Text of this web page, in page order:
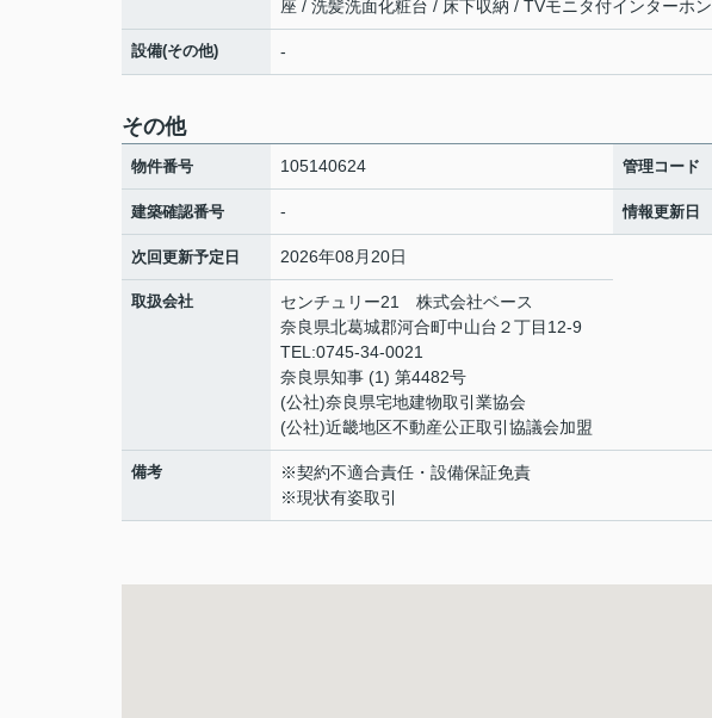
座 / 洗髪洗面化粧台 / 床下収納 / TVモニタ付インターホン
設備(その他) -
その他
物件番号 105140624 管理コード
建築確認番号 - 情報更新日
次回更新予定日 2026年08月20日
取扱会社
センチュリー21 株式会社ベース
奈良県北葛城郡河合町中山台２丁目12-9
TEL:0745-34-0021
奈良県知事 (1) 第4482号
(公社)奈良県宅地建物取引業協会
(公社)近畿地区不動産公正取引協議会加盟
備考
※契約不適合責任・設備保証免責
※現状有姿取引